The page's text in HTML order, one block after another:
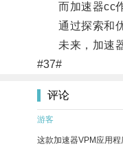
而加速器cc作
通过探索和优
未来，加速器
#37#
评论
游客
这款加速器VPM应用程